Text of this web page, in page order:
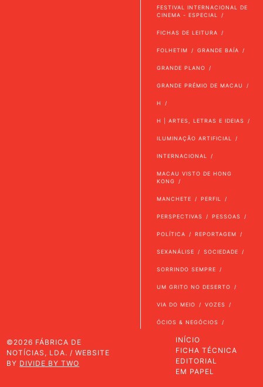
FESTIVAL INTERNACIONAL DE
CINEMA - ESPECIAL
FICHAS DE LEITURA
FOLHETIM GRANDE BAÍA
GRANDE PLANO
GRANDE PRÉMIO DE MACAU
H
H | ARTES, LETRAS E IDEIAS
ILUMINAÇÃO ARTIFICIAL
INTERNACIONAL
MACAU VISTO DE HONG
KONG
MANCHETE PERFIL
PERSPECTIVAS PESSOAS
POLÍTICA REPORTAGEM
SEXANÁLISE SOCIEDADE
SORRINDO SEMPRE
UM GRITO NO DESERTO
VIA DO MEIO VOZES
ÓCIOS & NEGÓCIOS
©2026 FÁBRICA DE
NOTÍCIAS, LDA. / WEBSITE
BY DIVIDE BY TWO
INÍCIO
FICHA TÉCNICA
EDITORIAL
EM PAPEL